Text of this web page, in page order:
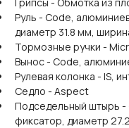
Руль - Code,
диаметр 31.8 мм,
Тормозные ручки -
Вынос - Code,
Рулевая колонка - IS,
Седло - Aspect
Подседельный штырь -
фиксатор, диаметр